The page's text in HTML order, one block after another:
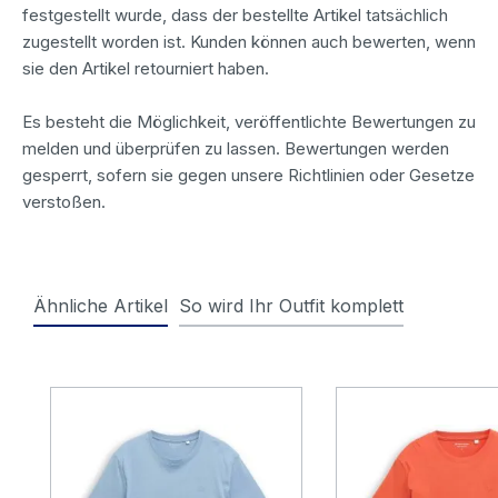
festgestellt wurde, dass der bestellte Artikel tatsächlich
zugestellt worden ist. Kunden können auch bewerten, wenn
sie den Artikel retourniert haben.
Es besteht die Möglichkeit, veröffentlichte Bewertungen zu
melden und überprüfen zu lassen. Bewertungen werden
gesperrt, sofern sie gegen unsere Richtlinien oder Gesetze
verstoßen.
Ähnliche Artikel So wird Ihr Outfit komplett